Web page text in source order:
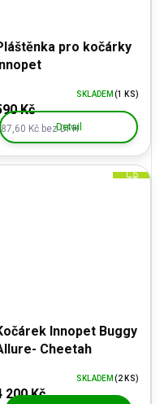
pro kočárky
Kč bez DPH
Kč
SKLADEM (1 KS)
Detail
Z
Innopet Buggy
Cheetah
200 Kč
SKLADEM (2 KS)